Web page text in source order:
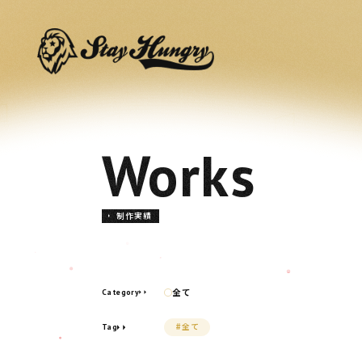
Works
制作実績
Category 全て
Tag #全て